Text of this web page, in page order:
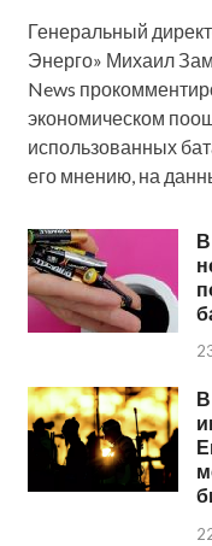
Генеральный
Энерго» Михаил
News
экономическом
использованных
его мнению, на